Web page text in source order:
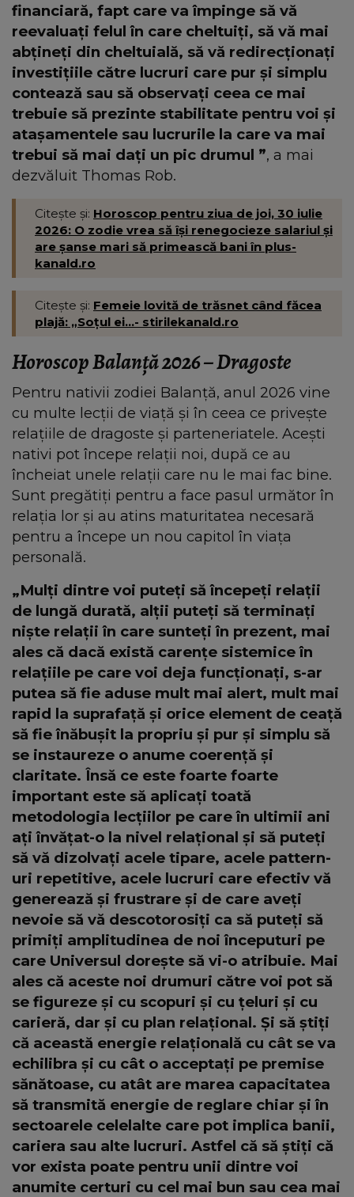
financiară, fapt care va împinge să vă
reevaluați felul în care cheltuiți, să vă mai
abțineți din cheltuială, să vă redirecționați
investițiile către lucruri care pur și simplu
contează sau să observați ceea ce mai
trebuie să prezinte stabilitate pentru voi și
atașamentele sau lucrurile la care va mai
trebui să mai dați un pic drumul ”, a mai
dezvăluit Thomas Rob.
Citește și: Horoscop pentru ziua de joi, 30 iulie
2026: O zodie vrea să își renegocieze salariul și
are șanse mari să primească bani în plus-
kanald.ro
Citește și: Femeie lovită de trăsnet când făcea
plajă: „Soțul ei...- stirilekanald.ro
Horoscop Balanță 2026 – Dragoste
Pentru nativii zodiei Balanță, anul 2026 vine
cu multe lecții de viață și în ceea ce privește
relațiile de dragoste și parteneriatele. Acești
nativi pot începe relații noi, după ce au
încheiat unele relații care nu le mai fac bine.
Sunt pregătiți pentru a face pasul următor în
relația lor și au atins maturitatea necesară
pentru a începe un nou capitol în viața
personală.
„Mulți dintre voi puteți să începeți relații
de lungă durată, alții puteți să terminați
niște relații în care sunteți în prezent, mai
ales că dacă există carențe sistemice în
relațiile pe care voi deja funcționați, s-ar
putea să fie aduse mult mai alert, mult mai
rapid la suprafață și orice element de ceață
să fie înăbușit la propriu și pur și simplu să
se instaureze o anume coerență și
claritate. Însă ce este foarte foarte
important este să aplicați toată
metodologia lecțiilor pe care în ultimii ani
ați învățat-o la nivel relațional și să puteți
să vă dizolvați acele tipare, acele pattern-
uri repetitive, acele lucruri care efectiv vă
generează și frustrare și de care aveți
nevoie să vă descotorosiți ca să puteți să
primiți amplitudinea de noi începuturi pe
care Universul dorește să vi-o atribuie. Mai
ales că aceste noi drumuri către voi pot să
se figureze și cu scopuri și cu țeluri și cu
carieră, dar și cu plan relațional. Și să știți
că această energie relațională cu cât se va
echilibra și cu cât o acceptați pe premise
sănătoase, cu atât are marea capacitatea
să transmită energie de reglare chiar și în
sectoarele celelalte care pot implica banii,
cariera sau alte lucruri. Astfel că să știți că
vor exista poate pentru unii dintre voi
anumite certuri cu cel mai bun sau cea mai